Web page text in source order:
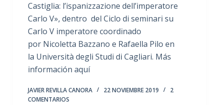
Castiglia: l’ispanizzazione dell’imperatore
Carlo V», dentro del Ciclo di seminari su
Carlo V imperatore coordinado
por Nicoletta Bazzano e Rafaella Pilo en
la Università degli Studi di Cagliari. Más
información aquí
JAVIER REVILLA CANORA 22 NOVIEMBRE 2019
2
COMENTARIOS